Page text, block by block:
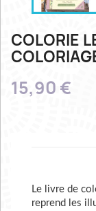
COLORIE
15,90 €
Le livre de
reprend les